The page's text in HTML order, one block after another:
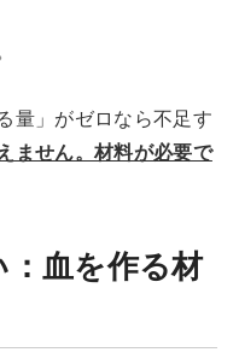
量」がゼロなら不足す
ません。材料が必要で
：血を作る材